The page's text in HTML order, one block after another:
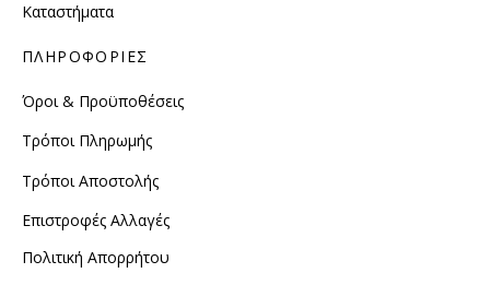
Καταστήματα
ΠΛΗΡΟΦΟΡΙΕΣ
Όροι & Προϋποθέσεις
Τρόποι Πληρωμής
Τρόποι Αποστολής
Επιστροφές Αλλαγές
Πολιτική Απορρήτου